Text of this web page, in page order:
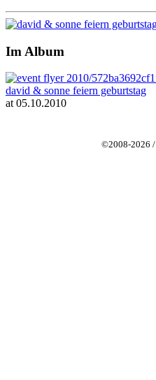
Im Album
david & sonne feiern geburtstag
at 05.10.2010
©2008-2026 /